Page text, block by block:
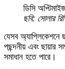
ডিসি
ছবি: সোলার
যেসব অ্যাপ্লিকেশনে
পছন্দনীয় এবং ছায়ার
সমাধান হতে পারে।